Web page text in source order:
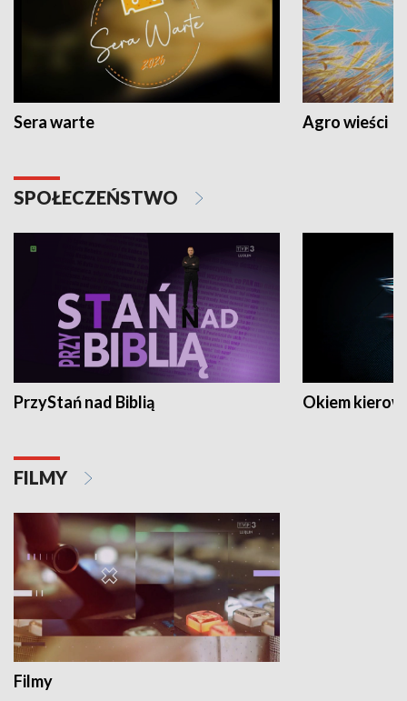
Sera warte Agro wieści
SPOŁECZEŃSTWO
PrzyStań nad Biblią Okiem
FILMY
Filmy